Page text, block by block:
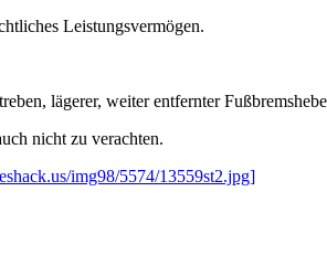
Leistungsvermögen.
lägerer, weiter entfernter
nicht zu verachten.
img98/5574/13559st2.jpg]